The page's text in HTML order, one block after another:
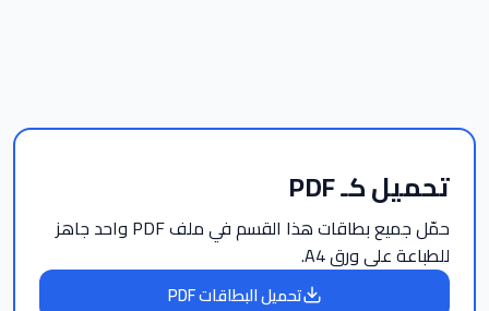
تحميل كـ PDF
حمّل جميع بطاقات هذا القسم في ملف PDF واحد جاهز
للطباعة على ورق A4.
تحميل البطاقات PDF